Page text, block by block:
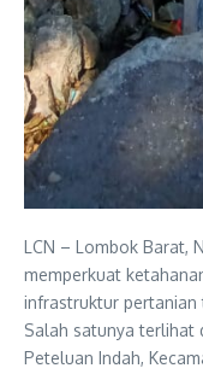
LCN – Lombok Barat,
memperkuat
infrastruktur pertanian
Salah satunya terlihat
Peteluan Indah,